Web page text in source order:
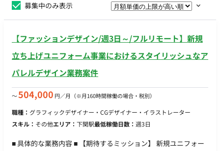
募集中のみ表示
【ファッションデザイン/週3日～/フルリモート】新規
立ち上げユニフォーム事業におけるスタイリッシュなア
パレルデザイン業務案件
〜504,000 円／月 （※月160時間稼働の場合・税別）
職種： グラフィックデザイナー・CGデザイナー・イラストレーター
スキル： その他エリア： 下関駅最低稼働日数： 週3日
■ 具体的な業務内容 ■ 【期待するミッション】 新規ユニフォー